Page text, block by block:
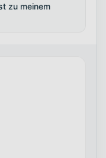
zu meinem